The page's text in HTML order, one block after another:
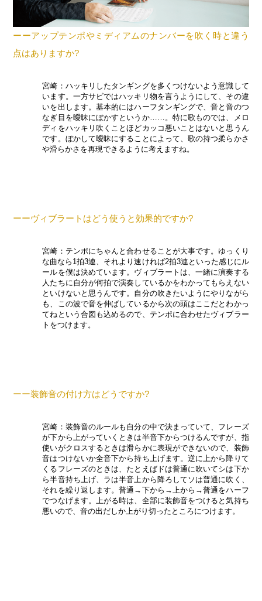
ーーアップテンポやミディアムのナンバーを吹く時と違う
点はありますか?
宮崎：ハッキリしたタンギングを多くつけないよう意識して
います。一方サビではハッキリ物を言うようにして、その違
いを出します。基本的にはハーフタンギングで、音と音のつ
なぎ目を曖昧にぼかすというか……。特に歌ものでは、メロ
ディをハッキリ吹くことほどカッコ悪いことはないと思うん
です。ぼかして曖昧にすることによって、歌の持つ柔らかさ
や滑らかさを再現できるように考えますね。
ーーヴィブラートはどう使うと効果的ですか?
宮崎：テンポにちゃんと合わせることが大事です。ゆっくり
な曲なら1拍3連、それより速ければ2拍3連といった感じにル
ールを僕は決めています。ヴィブラートは、一緒に演奏する
人たちに自分が何拍で演奏しているかをわかってもらえない
といけないと思うんです。自分の吹きたいようにやりながら
も、この波で音を伸ばしているから次の頭はここだとわかっ
てねという合図も込めるので、テンポに合わせたヴィブラー
トをつけます。
ーー装飾音の付け方はどうですか?
宮崎：装飾音のルールも自分の中で決まっていて、フレーズ
が下から上がっていくときは半音下からつけるんですが、指
使いがクロスするときは滑らかに表現ができないので、装飾
音はつけないか全音下から持ち上げます。逆に上から降りて
くるフレーズのときは、たとえばドは普通に吹いてシは下か
ら半音持ち上げ、ラは半音上から降ろしてソは普通に吹く、
それを繰り返します。普通→下から→上から→普通をハーフ
でつなげます。上がる時は、全部に装飾音をつけると気持ち
悪いので、音の出だしか上がり切ったところにつけます。